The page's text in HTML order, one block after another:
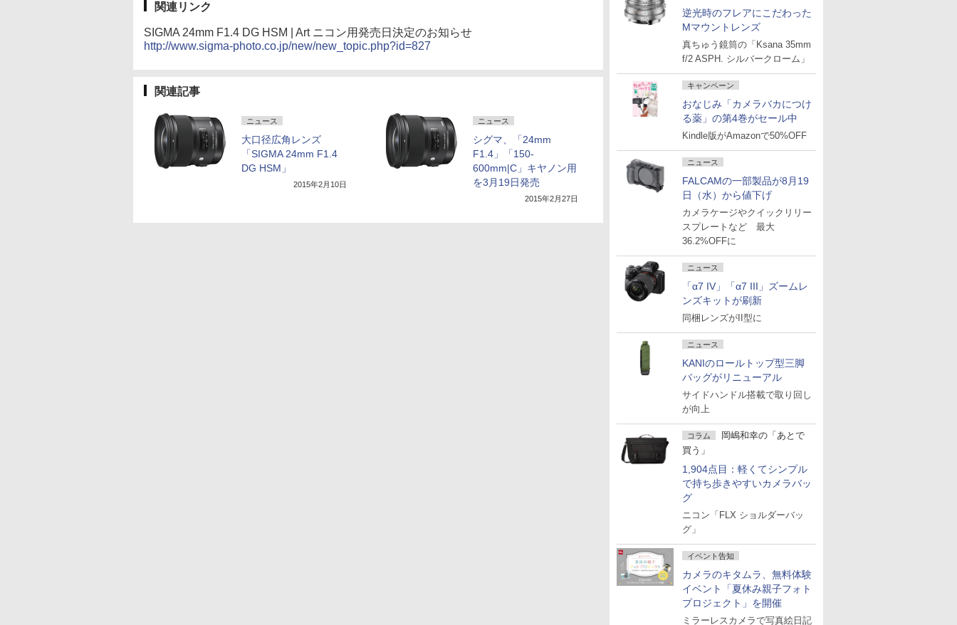
逆光時のフレアにこだわった
Mマウントレンズ
真ちゅう鏡筒の「Ksana 35mm
f/2 ASPH. シルバークローム」
キャンペーン
おなじみ「カメラバカにつけ
る薬」の第4巻がセール中
Kindle版がAmazonで50%OFF
ニュース
FALCAMの一部製品が8月19
日（水）から値下げ
カメラケージやクイックリリー
スプレートなど 最大
36.2%OFFに
ニュース
「α7 IV」「α7 III」ズームレ
ンズキットが刷新
同梱レンズがII型に
ニュース
KANIのロールトップ型三脚
バッグがリニューアル
サイドハンドル搭載で取り回し
が向上
コラム
岡嶋和幸の「あとで
買う」
1,904点目：軽くてシンプル
で持ち歩きやすいカメラバッ
グ
ニコン「FLX ショルダーバッ
グ」
イベント告知
カメラのキタムラ、無料体験
イベント「夏休み親子フォト
プロジェクト」を開催
ミラーレスカメラで写真絵日記
関連リンク
SIGMA 24mm F1.4 DG HSM | Art ニコン用発売日決定のお知らせ
http://www.sigma-photo.co.jp/new/new_topic.php?id=827
関連記事
ニュース
大口径広角レンズ
「SIGMA 24mm F1.4
DG HSM」
2015年2月10日
ニュース
シグマ、「24mm
F1.4」「150-
600mm|C」キヤノン用
を3月19日発売
2015年2月27日